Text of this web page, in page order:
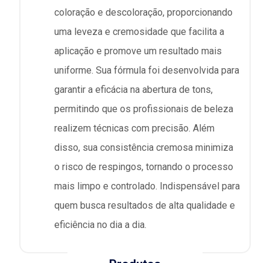
coloração e descoloração, proporcionando
uma leveza e cremosidade que facilita a
aplicação e promove um resultado mais
uniforme. Sua fórmula foi desenvolvida para
garantir a eficácia na abertura de tons,
permitindo que os profissionais de beleza
realizem técnicas com precisão. Além
disso, sua consistência cremosa minimiza
o risco de respingos, tornando o processo
mais limpo e controlado. Indispensável para
quem busca resultados de alta qualidade e
eficiência no dia a dia.